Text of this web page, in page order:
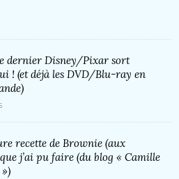
dernier Disney/Pixar sort
! (et déjà les DVD/Blu-ray en
recette de Brownie (aux
j’ai pu faire (du blog « Camille